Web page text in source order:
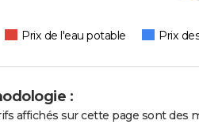
Prix de l'eau potable Prix
:
affichés sur cette page sont des